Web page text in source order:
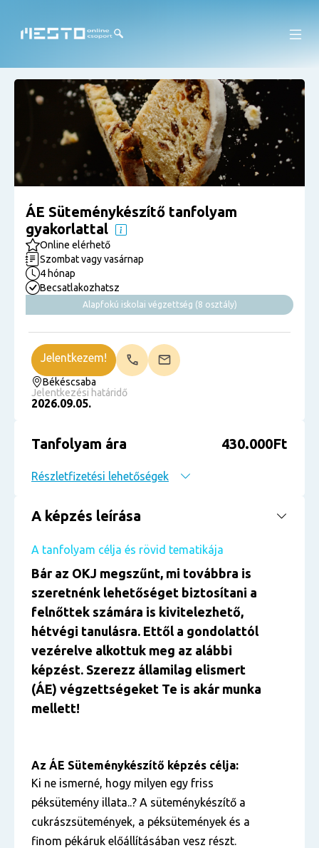
ÁE Süteménykészítő tanfolyam
gyakorlattal
Online elérhető
Szombat vagy vasárnap
4 hónap
Becsatlakozhatsz
Alapfokú iskolai végzettség (8 osztály)
Békéscsaba
Jelentkezési határidő
2026.09.05.
Jelentkezem!
Tanfolyam ára 430.000Ft
Részletfizetési lehetőségek
A képzés leírása
A tanfolyam célja és rövid tematikája
Bár az OKJ megszűnt, mi továbbra is
szeretnénk lehetőséget biztosítani a
felnőttek számára is kivitelezhető,
hétvégi tanulásra. Ettől a gondolattól
vezérelve alkottuk meg az alábbi
képzést. Szerezz államilag elismert
(ÁE) végzettségeket Te is akár munka
mellett!
Az ÁE Süteménykészítő képzés célja:
Ki ne ismerné, hogy milyen egy friss
péksütemény illata..? A süteménykészítő a
cukrászsütemények, a péksütemények és a
finom pékáruk előállításában vesz részt.